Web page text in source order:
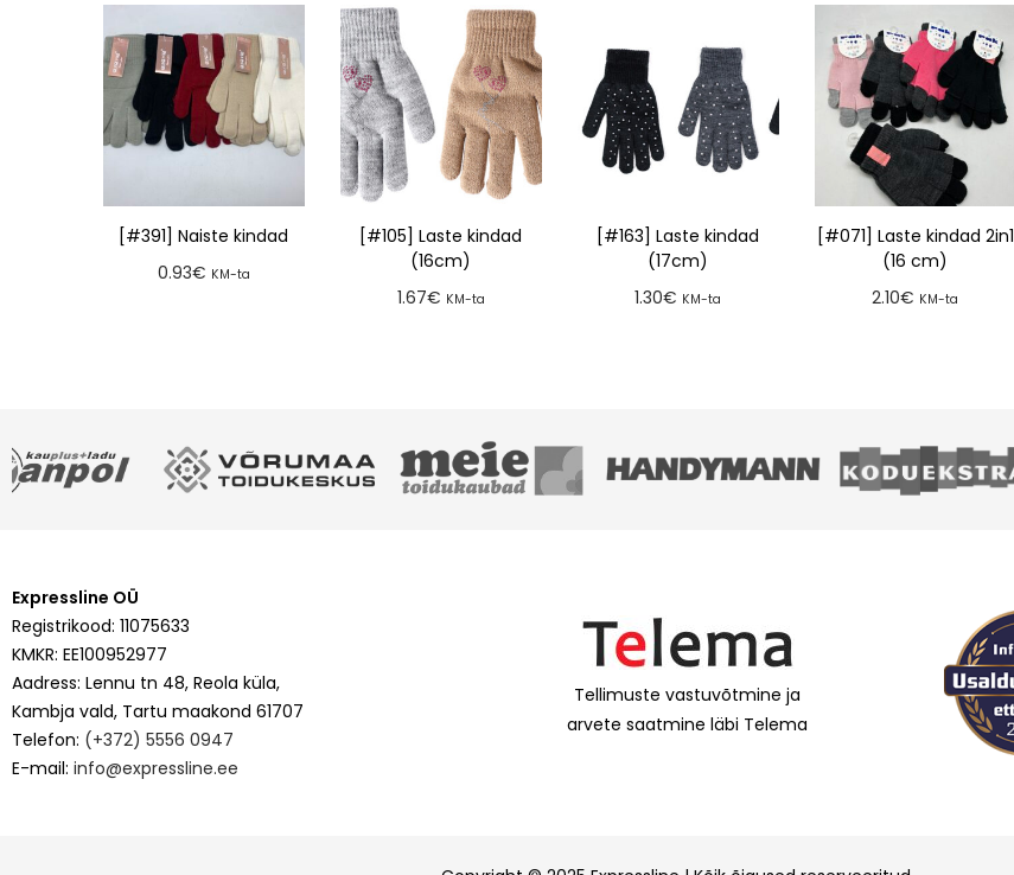
[#391] Naiste kindad
0.93€ KM-ta
[#105] Laste kindad
(16cm)
1.67€ KM-ta
[#163] Laste kindad
(17cm)
1.30€ KM-ta
[#071] Laste kindad 2in1
(16 cm)
2.10€ KM-ta
Expressline OÜ
Registrikood: 11075633
KMKR: EE100952977
Aadress: Lennu tn 48, Reola küla,
Kambja vald, Tartu maakond 61707
Telefon: (+372) 5556 0947
E-mail: info@expressline.ee
Tellimuste vastuvõtmine ja
arvete saatmine läbi Telema